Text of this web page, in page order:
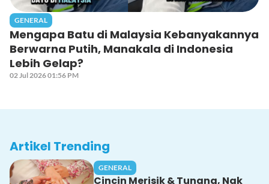
GENERAL
Mengapa Batu di Malaysia Kebanyakannya
Berwarna Putih, Manakala di Indonesia
Lebih Gelap?
02 Jul 2026 01:56 PM
Artikel Trending
GENERAL
Cincin Merisik & Tunang, Nak